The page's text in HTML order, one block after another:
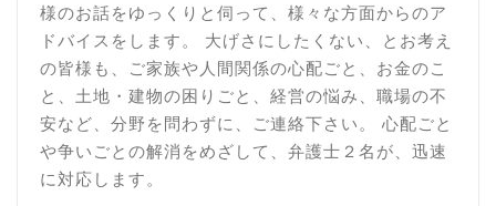
様のお話をゆっくりと伺って、様々な方面からのア
ドバイスをします。 大げさにしたくない、とお考え
の皆様も、ご家族や人間関係の心配ごと、お金のこ
と、土地・建物の困りごと、経営の悩み、職場の不
安など、分野を問わずに、ご連絡下さい。 心配ごと
や争いごとの解消をめざして、弁護士２名が、迅速
に対応します。